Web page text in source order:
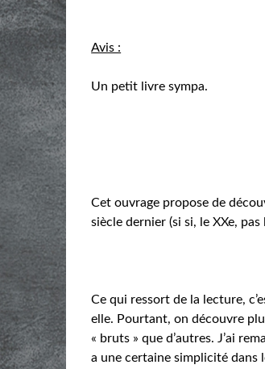
Avis :
Un petit livre sympa.
Cet ouvrage propose de
siècle dernier (si si, le XXe, pas
Ce qui ressort de la lecture,
elle. Pourtant, on découvre
« bruts » que d’autres. J’ai
a une certaine simplicité dans